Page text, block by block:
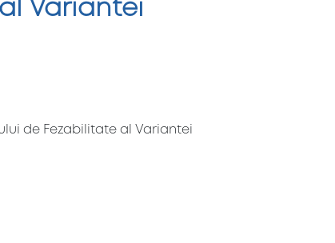
Variantei
de Fezabilitate al Variantei